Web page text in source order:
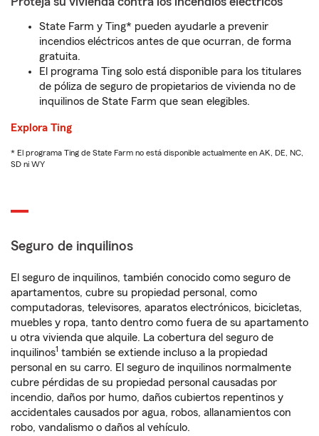
State Farm y Ting* pueden ayudarle a prevenir
incendios eléctricos antes de que ocurran, de forma
gratuita.
El programa Ting solo está disponible para los titulares
de póliza de seguro de propietarios de vivienda no de
inquilinos de State Farm que sean elegibles.
Explora Ting
* El programa Ting de State Farm no está disponible actualmente en AK, DE, NC,
SD ni WY
Seguro de inquilinos
El seguro de inquilinos, también conocido como seguro de
apartamentos, cubre su propiedad personal, como
computadoras, televisores, aparatos electrónicos, bicicletas,
muebles y ropa, tanto dentro como fuera de su apartamento
u otra vivienda que alquile. La cobertura del seguro de
inquilinos1 también se extiende incluso a la propiedad
personal en su carro. El seguro de inquilinos normalmente
cubre pérdidas de su propiedad personal causadas por
incendio, daños por humo, daños cubiertos repentinos y
accidentales causados por agua, robos, allanamientos con
robo, vandalismo o daños al vehículo.